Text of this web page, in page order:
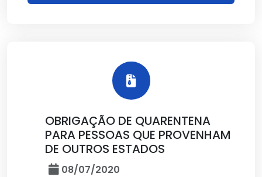
OBRIGAÇÃO DE QUARENTENA
PARA PESSOAS QUE PROVENHAM
DE OUTROS ESTADOS
08/07/2020